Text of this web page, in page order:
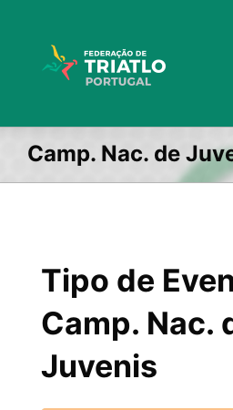
Camp. Nac. de
Tipo de
Camp. Nac.
Juvenis